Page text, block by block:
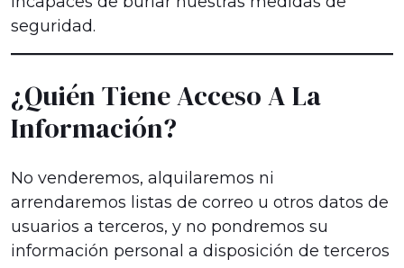
seguridad.
¿Quién Tiene Acceso A La
Información?
No venderemos, alquilaremos ni
arrendaremos listas de correo u otros datos de
usuarios a terceros, y no pondremos su
información personal a disposición de terceros